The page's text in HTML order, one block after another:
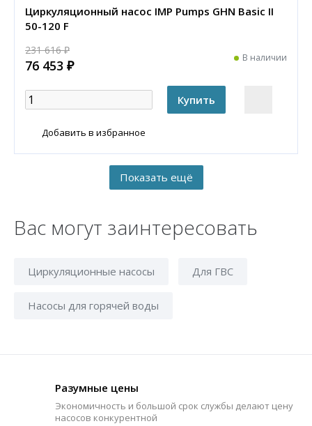
Циркуляционный насос IMP Pumps GHN Basic II
50-120 F
231 616 ₽
76 453 ₽ В наличии
Добавить в избранное
Вас могут заинтересовать
Циркуляционные насосы Для ГВС
Насосы для горячей воды
Разумные цены
Экономичность и большой срок службы делают цену
насосов конкурентной